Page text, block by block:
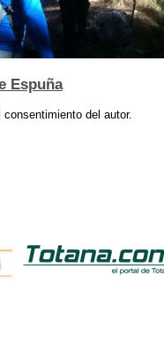
Espuña
del autor.